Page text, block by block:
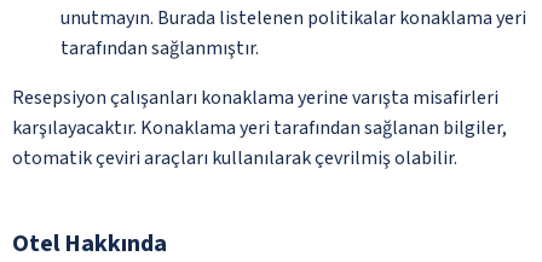
unutmayın. Burada listelenen politikalar konaklama yeri
tarafından sağlanmıştır.
Resepsiyon çalışanları konaklama yerine varışta misafirleri
karşılayacaktır. Konaklama yeri tarafından sağlanan bilgiler,
otomatik çeviri araçları kullanılarak çevrilmiş olabilir.
Otel Hakkında